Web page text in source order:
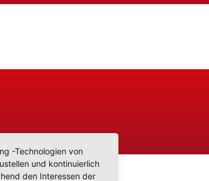
-Technologien von
und kontinuierlich
den Interessen der